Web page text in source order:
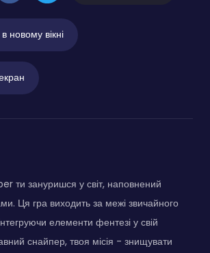
новому вікні
ти зануришся у світ, наповнений
Ця гра виходить за межі звичайного
елементи фентезі у свій
снайпер, твоя місія - знищувати